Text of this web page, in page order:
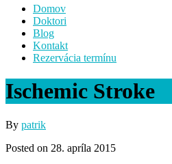
Domov
Doktori
Blog
Kontakt
Rezervácia termínu
Ischemic Stroke
By patrik
Posted on 28. apríla 2015